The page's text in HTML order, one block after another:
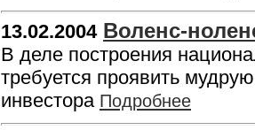
13.02.2004 Воленс-
В деле построения
требуется проявить
инвестора Подробнее